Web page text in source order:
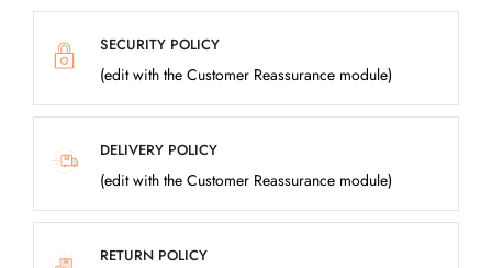
SECURITY POLICY
(edit with the Customer Reassurance module)
DELIVERY POLICY
(edit with the Customer Reassurance module)
RETURN POLICY